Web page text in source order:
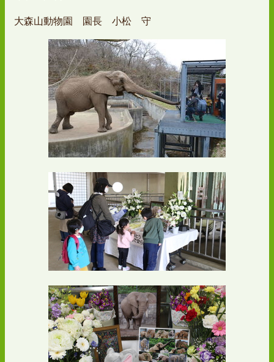
大森山動物園 園長 小松 守